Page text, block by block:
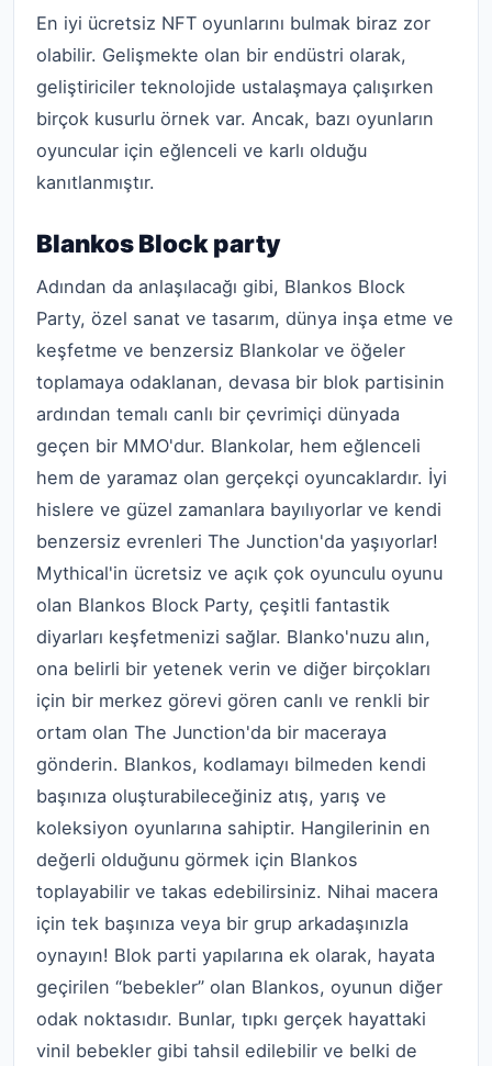
En iyi ücretsiz NFT oyunlarını bulmak biraz zor
olabilir. Gelişmekte olan bir endüstri olarak,
geliştiriciler teknolojide ustalaşmaya çalışırken
birçok kusurlu örnek var. Ancak, bazı oyunların
oyuncular için eğlenceli ve karlı olduğu
kanıtlanmıştır.
Blankos Block party
Adından da anlaşılacağı gibi, Blankos Block
Party, özel sanat ve tasarım, dünya inşa etme ve
keşfetme ve benzersiz Blankolar ve öğeler
toplamaya odaklanan, devasa bir blok partisinin
ardından temalı canlı bir çevrimiçi dünyada
geçen bir MMO'dur. Blankolar, hem eğlenceli
hem de yaramaz olan gerçekçi oyuncaklardır. İyi
hislere ve güzel zamanlara bayılıyorlar ve kendi
benzersiz evrenleri The Junction'da yaşıyorlar!
Mythical'in ücretsiz ve açık çok oyunculu oyunu
olan Blankos Block Party, çeşitli fantastik
diyarları keşfetmenizi sağlar. Blanko'nuzu alın,
ona belirli bir yetenek verin ve diğer birçokları
için bir merkez görevi gören canlı ve renkli bir
ortam olan The Junction'da bir maceraya
gönderin. Blankos, kodlamayı bilmeden kendi
başınıza oluşturabileceğiniz atış, yarış ve
koleksiyon oyunlarına sahiptir. Hangilerinin en
değerli olduğunu görmek için Blankos
toplayabilir ve takas edebilirsiniz. Nihai macera
için tek başınıza veya bir grup arkadaşınızla
oynayın! Blok parti yapılarına ek olarak, hayata
geçirilen “bebekler” olan Blankos, oyunun diğer
odak noktasıdır. Bunlar, tıpkı gerçek hayattaki
vinil bebekler gibi tahsil edilebilir ve belki de